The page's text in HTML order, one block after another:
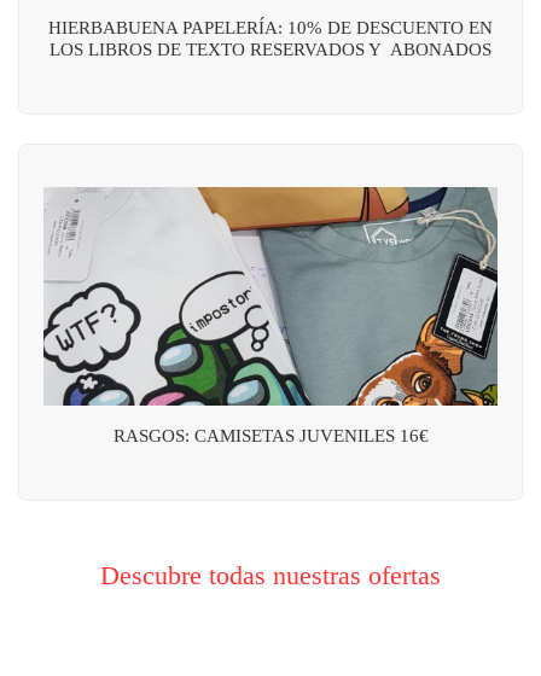
HIERBABUENA PAPELERÍA: 10% DE DESCUENTO EN
LOS LIBROS DE TEXTO RESERVADOS Y ABONADOS
RASGOS: CAMISETAS JUVENILES 16€
Descubre todas nuestras ofertas